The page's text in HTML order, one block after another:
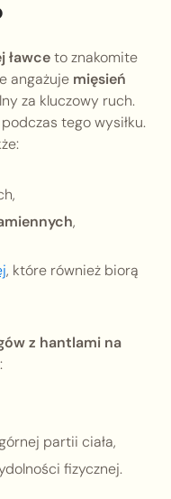
ławceto znakomite
angażuje mięsień
za kluczowy ruch.
tego wysiłku.
,
, które również biorą
z hantlami na
partii ciała,
fizycznej.